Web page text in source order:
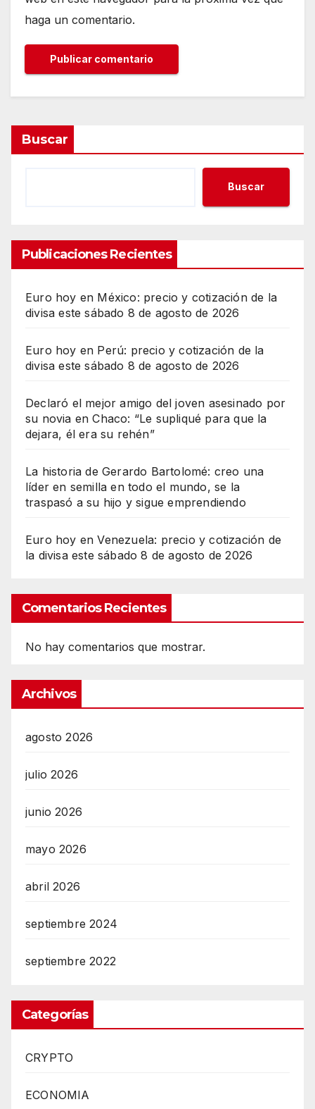
haga un comentario.
Buscar
Buscar
Publicaciones Recientes
Euro hoy en México: precio y cotización de la
divisa este sábado 8 de agosto de 2026
Euro hoy en Perú: precio y cotización de la
divisa este sábado 8 de agosto de 2026
Declaró el mejor amigo del joven asesinado por
su novia en Chaco: “Le supliqué para que la
dejara, él era su rehén”
La historia de Gerardo Bartolomé: creo una
líder en semilla en todo el mundo, se la
traspasó a su hijo y sigue emprendiendo
Euro hoy en Venezuela: precio y cotización de
la divisa este sábado 8 de agosto de 2026
Comentarios Recientes
No hay comentarios que mostrar.
Archivos
agosto 2026
julio 2026
junio 2026
mayo 2026
abril 2026
septiembre 2024
septiembre 2022
Categorías
CRYPTO
ECONOMIA